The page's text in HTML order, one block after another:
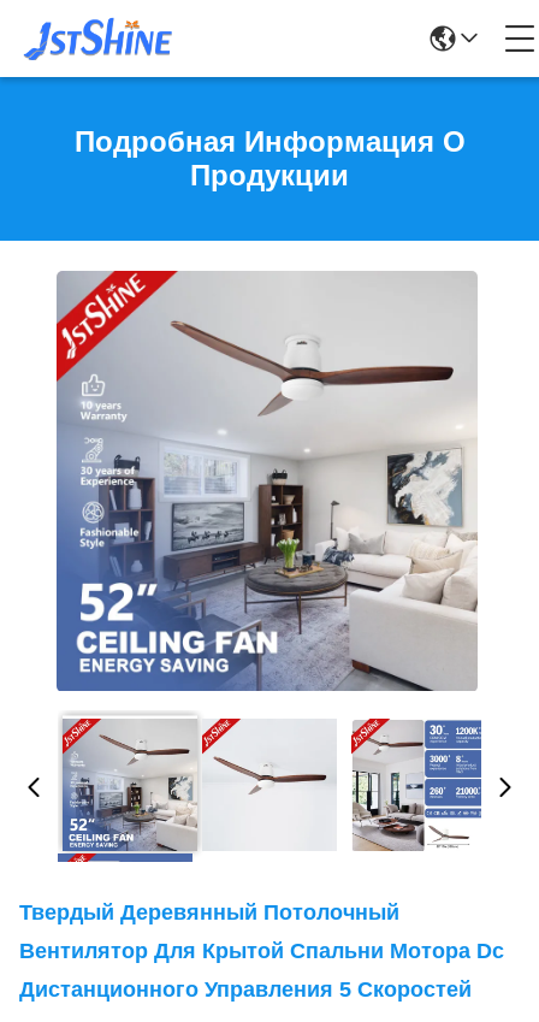
Подробная Информация О
Продукции
Твердый Деревянный Потолочный
Вентилятор Для Крытой Спальни Мотора Dc
Дистанционного Управления 5 Скоростей